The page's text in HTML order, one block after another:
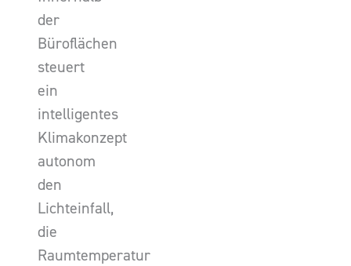
der
Büroflächen
steuert
ein
intelligentes
Klimakonzept
autonom
den
Lichteinfall,
die
Raumtemperatur